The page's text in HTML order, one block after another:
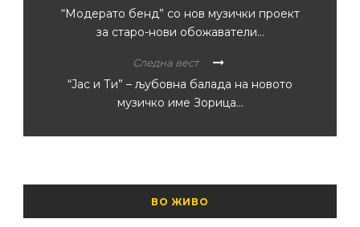
“Модерато бенд” со нов музички проект
за старо-нови обожаватели…
Следна вест
“Јас и Ти” – љубовна балада на новото
музичко име Зорица…
ВО ЖИВО